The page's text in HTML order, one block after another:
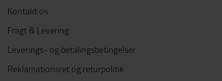
Kontakt os
Fragt & Levering
Leverings- og betalingsbetingelser
Reklamationsret og returpolitik